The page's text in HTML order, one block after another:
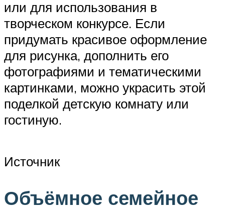
или для использования в
творческом конкурсе. Если
придумать красивое оформление
для рисунка, дополнить его
фотографиями и тематическими
картинками, можно украсить этой
поделкой детскую комнату или
гостиную.
Источник
Объёмное семейное